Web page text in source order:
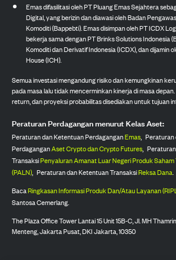
Emas difasilitasi oleh PT Pluang Emas Sejahtera
Digital, yang berizin dan diawasi oleh Badan
Komoditi (Bappebti). Emas disimpan oleh PT ICDX
bekerja sama dengan PT Brinks Solutions Indonesia
Komoditi dan Derivatif Indonesia (ICDX), dan dijamin
House (ICH).
Semua investasi mengandung risiko dan kemungkinan
pada masa lalu tidak mencerminkan kinerja di masa
return, dan proyeksi probabilitas disediakan untuk tujuan
Peraturan Perdagangan menurut Kelas Aset:
Peraturan dan Ketentuan PerdaganganEmas, Peraturan
PerdaganganAset Crypto dan Crypto Futures,
TransaksiPenyaluran Amanat Luar Negeri Produk Saham
(PALN), Peraturan dan Ketentuan TransaksiReksa Dana.
BacaRingkasan Informasi Produk Dan/Atau Layanan
Santosa Cemerlang.
The Plaza Office Tower Lantai 15 Unit 15B-C, Jl. MH
Menteng, Jakarta Pusat, DKI Jakarta, 10350